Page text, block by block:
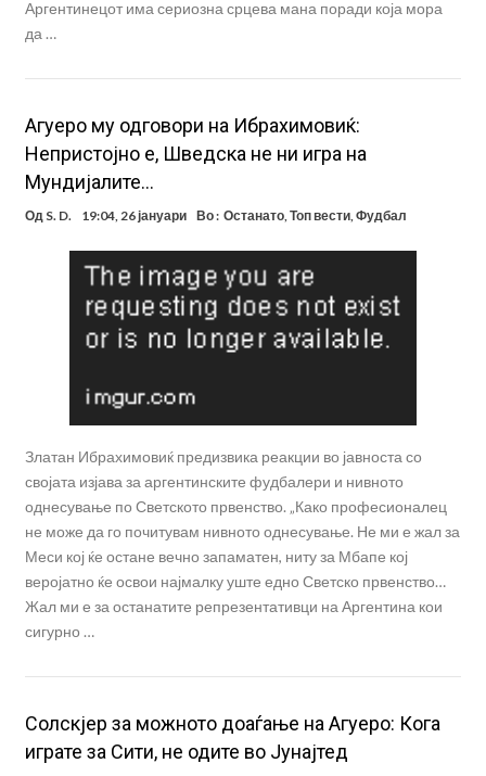
Аргентинецот има сериозна срцева мана поради која мора
да …
Агуеро му одговори на Ибрахимовиќ:
Непристојно е, Шведска не ни игра на
Мундијалите…
Од S. D. 19:04, 26 јануари Во : Останато,Топ вести,Фудбал
Златан Ибрахимовиќ предизвика реакции во јавноста со
својата изјава за аргентинските фудбалери и нивното
однесување по Светското првенство. „Како професионалец
не може да го почитувам нивното однесување. Не ми е жал за
Меси кој ќе остане вечно запаматен, ниту за Мбапе кој
веројатно ќе освои најмалку уште едно Светско првенство…
Жал ми е за останатите репрезентативци на Аргентина кои
сигурно …
Солскјер за можното доаѓање на Агуеро: Кога
играте за Сити, не одите во Јунајтед